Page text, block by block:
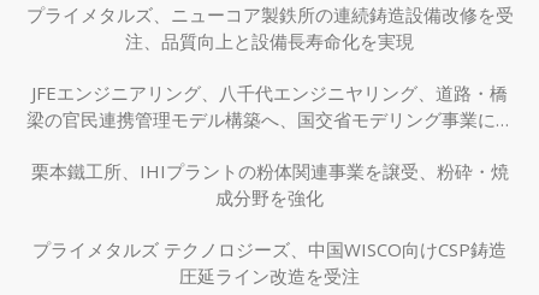
プライメタルズ、ニューコア製鉄所の連続鋳造設備改修を受
注、品質向上と設備長寿命化を実現
JFEエンジニアリング、八千代エンジニヤリング、道路・橋
梁の官民連携管理モデル構築へ、国交省モデリング事業に採
栗本鐵工所、IHIプラントの粉体関連事業を譲受、粉砕・焼
成分野を強化
プライメタルズ テクノロジーズ、中国WISCO向けCSP鋳造
圧延ライン改造を受注